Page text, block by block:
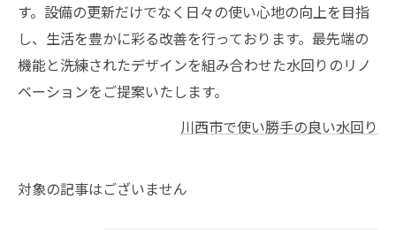
す。設備の更新だけでなく日々の使い心地の向上を目指
し、生活を豊かに彩る改善を行っております。最先端の
機能と洗練されたデザインを組み合わせた水回りのリノ
ベーションをご提案いたします。
川西市で使い勝手の良い水回り
対象の記事はございません